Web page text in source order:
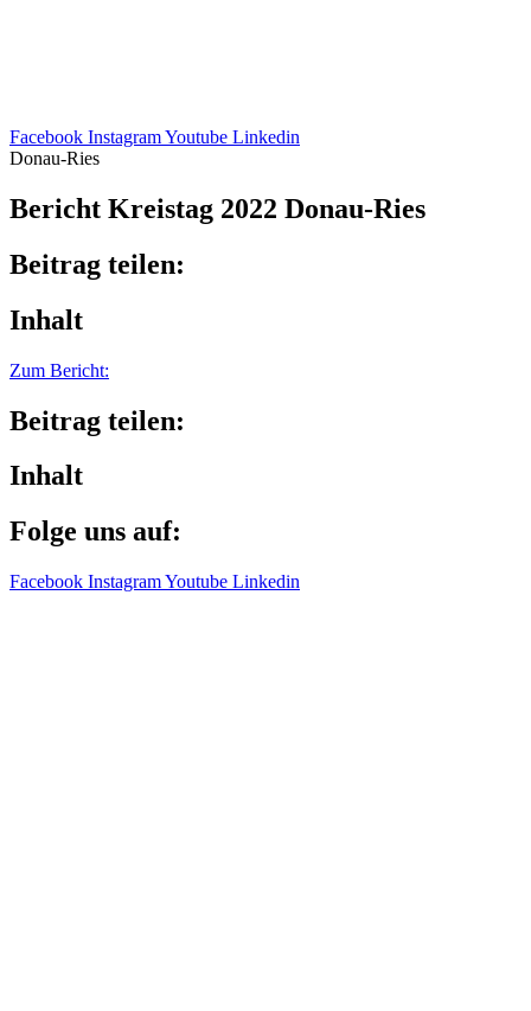
Facebook InstagramYoutube Linkedin
Donau-Ries
Bericht Kreis­tag 2022 Donau-Ries
Beitrag teilen:
Inhalt
Zum Bericht:
Beitrag teilen:
Inhalt
Folge uns auf:
Facebook InstagramYoutube Linkedin